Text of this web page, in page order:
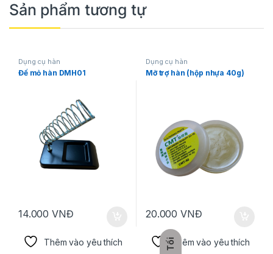
Tối
Sản phẩm tương tự
Dụng cụ hàn
Đế mỏ hàn DMH01
14.000VNĐ
Thêm vào yêu thích
Dụng cụ hàn
Mỡ trợ hàn (hộp nhựa 40g)
20.000VNĐ
Thêm vào yêu thích